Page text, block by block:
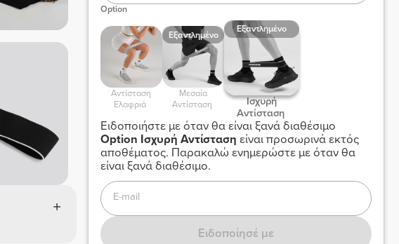
Option
Αντίσταση
Ελαφριά
Εξαντλημένο
Εξαντλημένο
Ισχυρή
Αντίσταση
Ειδοποιήστε με όταν θα είναι ξανά διαθέσιμο
Option Ισχυρή Αντίσταση είναι προσωρινά εκτός
αποθέματος. Παρακαλώ ενημερώστε με όταν θα
είναι ξανά διαθέσιμο.
E-mail
Ειδοποίησέ με